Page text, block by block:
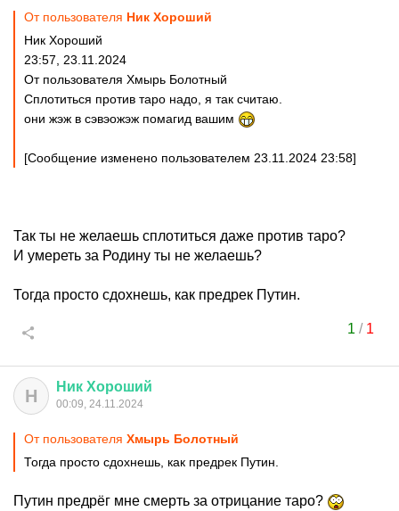
От пользователя Ник Хороший
Ник Хороший
23:57, 23.11.2024
От пользователя Хмырь Болотный
Сплотиться против таро надо, я так считаю.
они жэж в сэвэожэж помагид вашим
[Сообщение изменено пользователем 23.11.2024 23:58]
Так ты не желаешь сплотиться даже против таро?
И умереть за Родину ты не желаешь?
Тогда просто сдохнешь, как предрек Путин.
1 / 1
Н Ник Хороший
00:09, 24.11.2024
От пользователя Хмырь Болотный
Тогда просто сдохнешь, как предрек Путин.
Путин предрёг мне смерть за отрицание таро?